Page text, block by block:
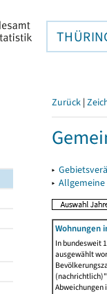
Zurück |
▸
▸
Wohnungen
In bundesweit
ausgewählt
Abweichungen